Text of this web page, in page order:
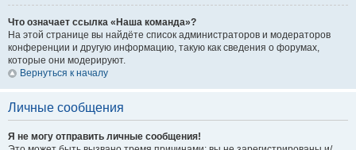
Что означает ссылка «Наша команда»?
На этой странице вы найдёте список администраторов и модераторов
конференции и другую информацию, такую как сведения о форумах,
которые они модерируют.
Вернуться к началу
Личные сообщения
Я не могу отправить личные сообщения!